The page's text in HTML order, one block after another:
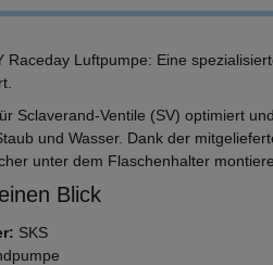
Raceday Luftpumpe: Eine
Sclaverand-Ventile (SV) optimiert
und Wasser. Dank der
unter dem Flaschenhalter
Blick
SKS